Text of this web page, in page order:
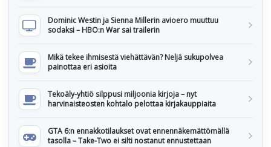
Dominic Westin ja Sienna Millerin avioero muuttuu
sodaksi – HBO:n War sai trailerin
Mikä tekee ihmisestä viehättävän? Neljä sukupolvea
painottaa eri asioita
Tekoäly-yhtiö silppusi miljoonia kirjoja – nyt
harvinaisteosten kohtalo pelottaa kirjakauppiaita
GTA 6:n ennakkotilaukset ovat ennennäkemättömällä
tasolla – Take-Two ei silti nostanut ennustettaan